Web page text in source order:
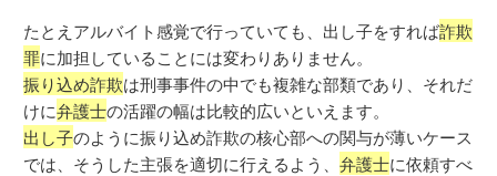
たとえアルバイト感覚で行っていても、出し子をすれば詐欺
罪に加担していることには変わりありません。
振り込め詐欺は刑事事件の中でも複雑な部類であり、それだ
けに弁護士の活躍の幅は比較的広いといえます。
出し子のように振り込め詐欺の核心部への関与が薄いケース
では、そうした主張を適切に行えるよう、弁護士に依頼すべ